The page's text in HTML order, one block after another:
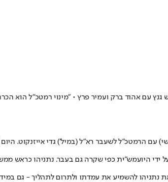
עם אהוד ברק ועמיר פרץ • "מינוי רמטכ"ל הוא
בני גנץ נפגש אתמול (יום חמישי) עם הרמטכ"ל לשעבר רא"ל (במיל')
ידי היועמש"ית כפי שקרה גם בעבר. נתניהו כראש
נתניהו להשמיע את עמדתו ולתרום לתהליך - גם